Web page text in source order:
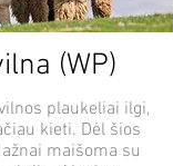
(WP)
plaukeliai ilgi,
kieti. Dėl šios
maišoma su